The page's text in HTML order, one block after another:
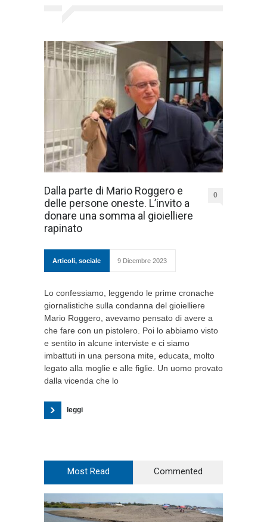
Dalla parte di Mario Roggero e
delle persone oneste. L’invito a
donare una somma al gioielliere
rapinato
0
Articoli, sociale 9 Dicembre 2023
Lo confessiamo, leggendo le prime cronache
giornalistiche sulla condanna del gioielliere
Mario Roggero, avevamo pensato di avere a
che fare con un pistolero. Poi lo abbiamo visto
e sentito in alcune interviste e ci siamo
imbattuti in una persona mite, educata, molto
legato alla moglie e alle figlie. Un uomo provato
dalla vicenda che lo
leggi
Most Read Commented